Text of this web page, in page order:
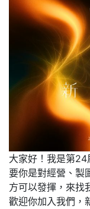
大家好！我是第
要你是對經營、製
方可以發揮，來找
歡迎你加入我們，